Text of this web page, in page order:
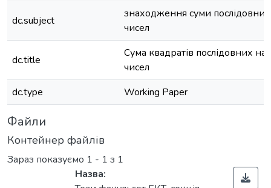
dc.subject
знаходження суми
чисел
dc.title
Сума квадратів послідовних
чисел
dc.type
Working Paper
Файли
Контейнер файлів
Зараз показуємо 1 - 1 з 1
Назва: